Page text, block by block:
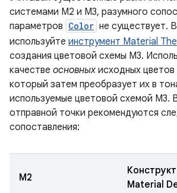
системами M2 и M3, разумного
параметров Color не существует.
используйте инструмент Material
создания цветовой схемы M3.
качестве основных исходных цветов
который затем преобразует их в
используемые цветовой схемой M3.
отправной точки рекомендуются
сопоставления:
М2
Material